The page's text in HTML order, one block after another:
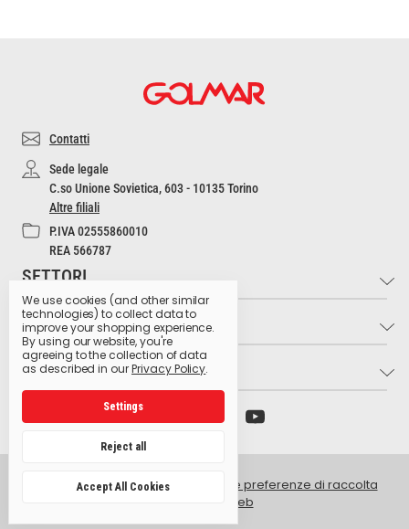
Contatti
Sede legale
C.so Unione Sovietica, 603 - 10135 Torino
Altre filiali
P.IVA 02555860010
REA 566787
SETTORI
Industria e Artigianato
Settore Medico
Settore Estetico
Hospitality
Produzione Agroalimentare
Retail e GDO
INFO
Contatti
Cultura dell'Igiene
Glossario dei pittogrammi
LINK UTILI
Archivio preparati pericolosi
Ministero della Salute
Centro antiveleni Niguarda
EU Eco Label
© 2026 Golmar Italia srl -
Gestisci le preferenze di raccolta
dati del sito web
We use cookies (and other similar
technologies) to collect data to
improve your shopping experience.
By using our website, you're
agreeing to the collection of data
as described in ourPrivacy Policy.
Settings
Reject all
Accept All Cookies